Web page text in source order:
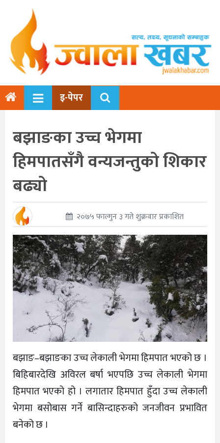
इ-पेपर
बझाङका उच्च भेगमा
हिमपातसँगै वन्यजन्तुको शिकार
बढ्यो
२०७५ फाल्गुन ३ गते शुक्रवार प्रकाशित
बझाङ–बझाङका उच्च लेकाली भेगमा हिमपात भएको छ ।
बिहिबारदेखि अविरल बर्षा भएपछि उच्च लेकाली भेगमा
हिमपात भएको हो । लगातार हिमपात हुँदा उच्च लेकाली
भेगमा बसोबास गर्ने बासिन्दाहरुको जनजीवन प्रभावित
बनेको छ ।